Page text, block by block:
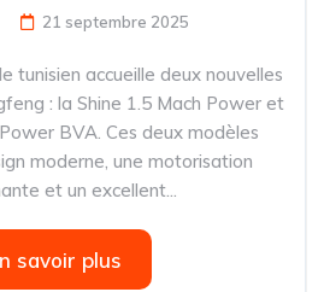
21 septembre 2025
tunisien accueille deux nouvelles
: la Shine 1.5 Mach Power et
BVA. Ces deux modèles
moderne, une motorisation
et un excellent...
savoir plus